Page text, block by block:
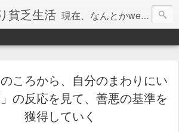
貧乏生活 現在、なんとかweb系の仕事で食べています。このブログで扱う問題は「この世とはなにか」「人生とはなにか」「人間とはなにか」「強迫神経症の原因と解決法」「うつ病の原因と寄り添う方法」「家族の問題」などについてです。
ころから、自分のまわりにい
の反応を見て、善悪の基準を
獲得していく